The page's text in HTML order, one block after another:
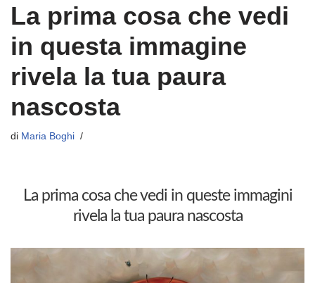
La prima cosa che vedi
in questa immagine
rivela la tua paura
nascosta
di Maria Boghi
La prima cosa che vedi in queste immagini
rivela la tua paura nascosta